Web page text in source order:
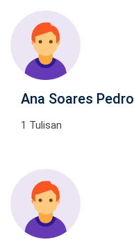
Ana Soares Pedro
1 Tulisan